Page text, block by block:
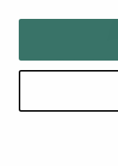
Jaa Twitterissä